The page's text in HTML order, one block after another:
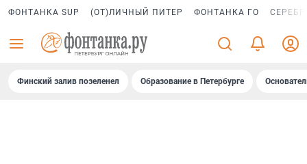
ФОНТАНКА SUP (ОТ)ЛИЧНЫЙ ПИТЕР ФОНТАНКА ГО
Финский залив позеленел Образование в Петербурге